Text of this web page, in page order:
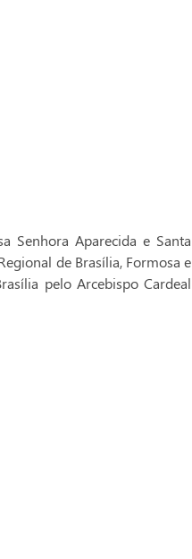
Senhora Aparecida e Santa
de Brasília, Formosa e
pelo Arcebispo Cardeal